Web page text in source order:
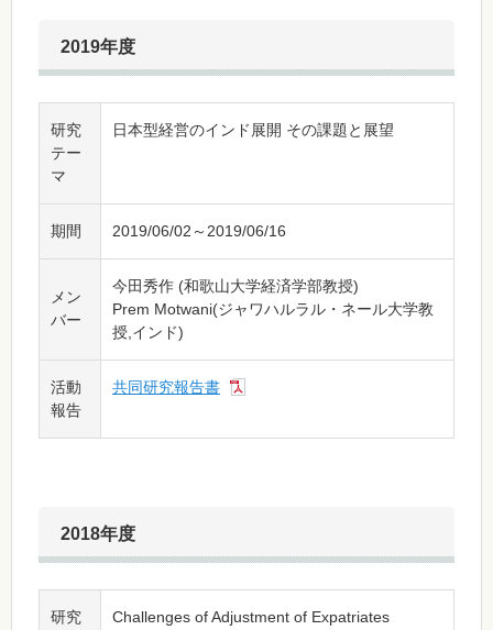
2019年度
研究
テー
マ
日本型経営のインド展開 その課題と展望
期間 2019/06/02～2019/06/16
メン
バー
今田秀作 (和歌山大学経済学部教授)
Prem Motwani(ジャワハルラル・ネール大学教
授,インド)
活動
報告
共同研究報告書
2018年度
研究
Challenges of Adjustment of Expatriates